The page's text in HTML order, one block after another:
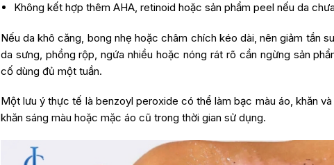
Không kết hợp thêm AHA, retinoid hoặc sản phẩm peel nếu da
Nếu da khô căng, bong nhẹ hoặc châm chích kéo dài, nên giảm tần
da sưng, phồng rộp, ngứa nhiều hoặc nóng rát rõ cần ngừng sản
cố dùng đủ một tuần.
Một lưu ý thực tế là benzoyl peroxide có thể làm bạc màu áo, khăn
khăn sáng màu hoặc mặc áo cũ trong thời gian sử dụng.